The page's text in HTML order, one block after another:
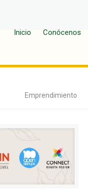
Inicio Conócenos
Emprendimiento